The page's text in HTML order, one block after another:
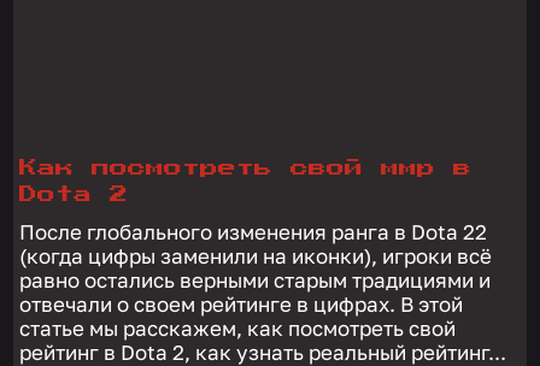
Как посмотреть свой ммр в
Dota 2
После глобального изменения ранга в Dota 22
(когда цифры заменили на иконки), игроки всё
равно остались верными старым традициями и
отвечали о своем рейтинге в цифрах. В этой
статье мы расскажем, как посмотреть свой
рейтинг в Dota 2, как узнать реальный рейтинг...